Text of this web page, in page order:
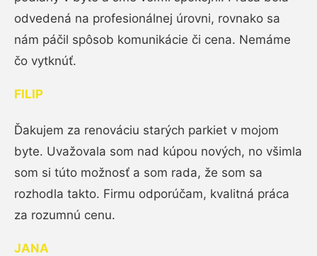
odvedená na profesionálnej úrovni, rovnako sa
nám páčil spôsob komunikácie či cena. Nemáme
čo vytknúť.
FILIP
Ďakujem za renováciu starých parkiet v mojom
byte. Uvažovala som nad kúpou nových, no všimla
som si túto možnosť a som rada, že som sa
rozhodla takto. Firmu odporúčam, kvalitná práca
za rozumnú cenu.
JANA